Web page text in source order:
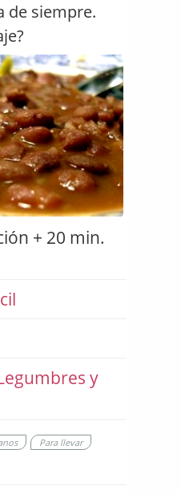
de siempre.
+ 20 min.
y
Para llevar